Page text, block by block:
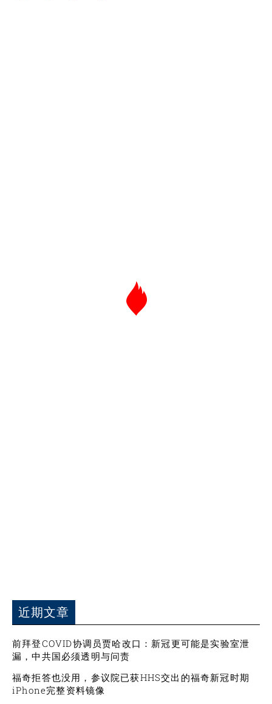
近期文章
前拜登COVID协调员贾哈改口：新冠更可能是实验室泄
漏，中共国必须透明与问责
福奇拒答也没用，参议院已获HHS交出的福奇新冠时期
iPhone完整资料镜像